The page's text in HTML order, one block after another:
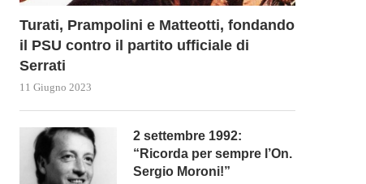
Turati, Prampolini e Matteotti, fondando
il PSU contro il partito ufficiale di
Serrati
11 Giugno 2023
2 settembre 1992:
“Ricorda per sempre l’On.
Sergio Moroni!”